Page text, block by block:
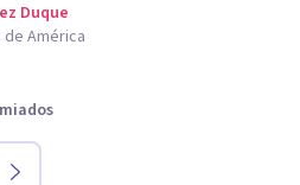
Duque
de América